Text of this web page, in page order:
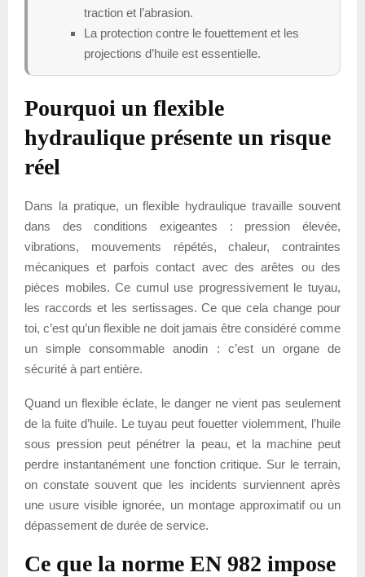
traction et l’abrasion.
La protection contre le fouettement et les
projections d’huile est essentielle.
Pourquoi un flexible
hydraulique présente un risque
réel
Dans la pratique, un flexible hydraulique travaille souvent
dans des conditions exigeantes : pression élevée,
vibrations, mouvements répétés, chaleur, contraintes
mécaniques et parfois contact avec des arêtes ou des
pièces mobiles. Ce cumul use progressivement le tuyau,
les raccords et les sertissages. Ce que cela change pour
toi, c’est qu’un flexible ne doit jamais être considéré comme
un simple consommable anodin : c’est un organe de
sécurité à part entière.
Quand un flexible éclate, le danger ne vient pas seulement
de la fuite d’huile. Le tuyau peut fouetter violemment, l’huile
sous pression peut pénétrer la peau, et la machine peut
perdre instantanément une fonction critique. Sur le terrain,
on constate souvent que les incidents surviennent après
une usure visible ignorée, un montage approximatif ou un
dépassement de durée de service.
Ce que la norme EN 982 impose